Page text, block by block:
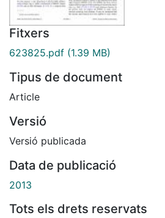
Fitxers
623825.pdf (1.39 MB)
Tipus de document
Article
Versió
Versió publicada
Data de publicació
2013
Tots els drets reservats